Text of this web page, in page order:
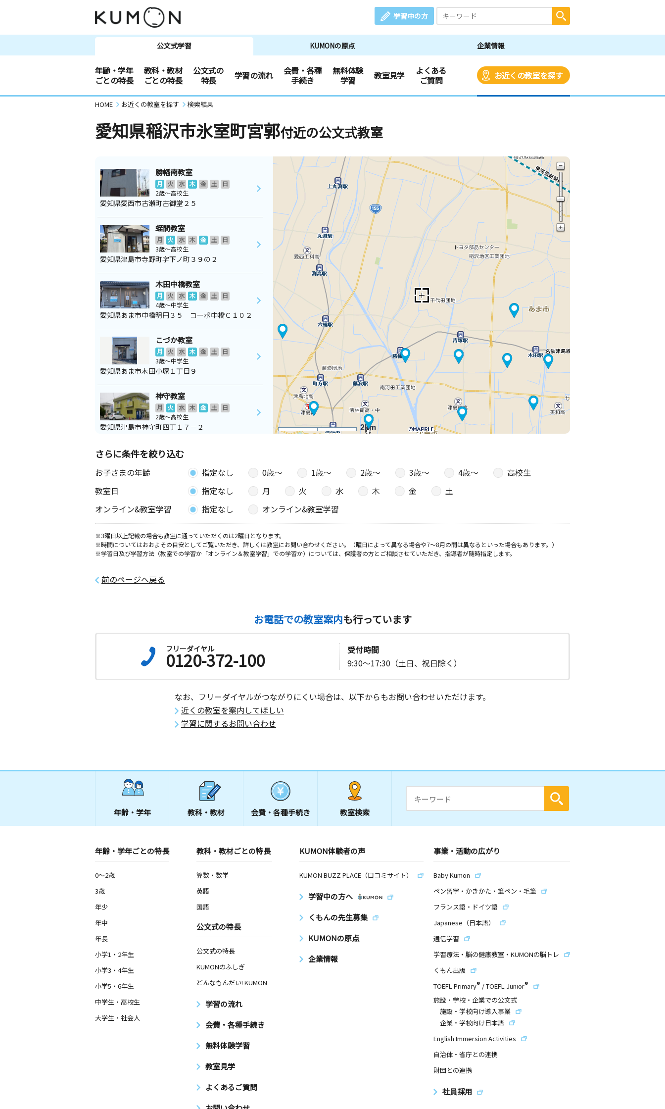
学習中の方
公文式学習 KUMONの原点 企業情報
年齢・学年
ごとの特長
教科・教材
ごとの特長
公文式の
特長
学習の流れ
会費・各種
手続き
無料体験
学習
教室見学
よくある
ご質問
お近くの教室を探す
HOME お近くの教室を探す 検索結果
愛知県稲沢市氷室町宮郭付近の公文式教室
2km
勝幡南教室
月 火 水 木 金 土
日
2歳～高校生
愛知県愛西市古瀬町古御堂２５
蛭間教室
月 火 水 木 金 土
日
3歳～高校生
愛知県津島市寺野町字下ノ町３９の２
木田中橋教室
月 火 水 木 金 土
日
4歳～中学生
愛知県あま市中橋明円３５ コーポ中橋Ｃ１０２
こづか教室
月 火 水 木 金 土
日
3歳～中学生
愛知県あま市木田小塚１丁目９
神守教室
月 火 水 木 金 土
日
2歳～高校生
愛知県津島市神守町四丁１７－２
津島東教室
0歳～高校生
島Ａ
木田教室
0歳～中学生
愛知県あま市木田池成１９－４
月
つしま北教室
火 水 木 金 土
3歳～高校生
愛知県津島市米之座町１丁目４１番地 ２Ｆ
篠田教室
水 木 金
日
2歳～高校生
愛知県あま市篠田稲荷１５１ ＭＳＫスクエア２
さらに条件を絞り込む
お子さまの年齢 指定なし 0歳〜 1歳〜 2歳〜 3歳〜 4歳〜
高校生
教室日
指定なし 月 火 水 木 金
土
オンライン&教室学習
指定なし オンライン&教室学習
※3曜日以上記載の場合も教室に通っていただくのは2曜日となります。
※時間についてはおおよその目安としてご覧いただき、詳しくは教室にお問い合わせください。（曜日によって異なる場合や7～8月の間は異なるといった場合もあります。）
※学習日及び学習方法（教室での学習か「オンライン＆教室学習」での学習か）については、保護者の方とご相談させていただき、指導者が随時指定します。
前のページへ戻る
お電話での教室案内も行っています
フリーダイヤル
0120-372-100
受付時間
9:30～17:30（土日、祝日除く）
なお、フリーダイヤルがつながりにくい場合は、以下からもお問い合わせいただけます。
近くの教室を案内してほしい
学習に関するお問い合わせ
年齢・学年 教科・教材 会費・ 各種手続き 教室検索
年齢・学年ごとの特長
0～2歳
3歳
年少
年中
年長
小学1・2年生
小学3・4年生
小学5・6年生
中学生・高校生
大学生・社会人
教科・教材ごとの特長
算数・数学
英語
国語
公文式の特長
公文式の特長
KUMONのふしぎ
どんなもんだい! KUMON
学習の流れ
会費・各種手続き
無料体験学習
教室見学
よくあるご質問
KUMON体験者の声
KUMON BUZZ PLACE（口コミサイト）
学習中の方へ
くもんの先生募集
KUMONの原点
企業情報
事業・活動の広がり
Baby Kumon
ペン習字・かきかた・筆ペン・毛筆
フランス語・ドイツ語
Japanese（日本語）
通信学習
学習療法・脳の健康教室・KUMONの脳トレ
くもん出版
TOEFL Primary® /TOEFL Junior®
施設・学校・企業での公文式
施設・学校向け導入事業
企業・学校向け日本語
English Immersion Activities
自治体・省庁との連携
財団との連携
社員採用